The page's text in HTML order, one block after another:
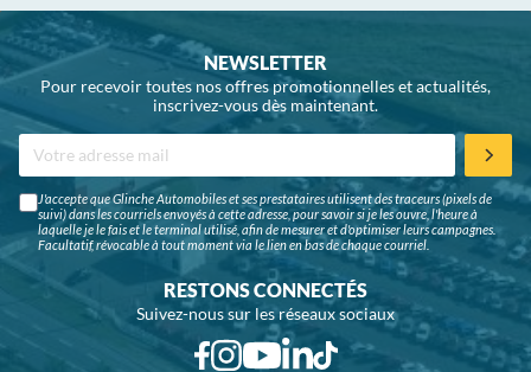
NEWSLETTER
Pour recevoir toutes nos offres promotionnelles et actualités,
inscrivez-vous dès maintenant.
J'accepte que Glinche Automobiles et ses prestataires utilisent des traceurs (pixels de
suivi) dans les courriels envoyés à cette adresse, pour savoir si je les ouvre, l'heure à
laquelle je le fais et le terminal utilisé, afin de mesurer et d'optimiser leurs campagnes.
Facultatif, révocable à tout moment via le lien en bas de chaque courriel.
RESTONS CONNECTÉS
Suivez-nous sur les réseaux sociaux